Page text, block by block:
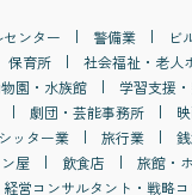
センター 警備業 ビ
保育所 社会福祉・老人
園・水族館 学習支援
劇団・芸能事務所
ッター業 旅行業
屋 飲食店 旅館・
経営コンサルタント・戦略